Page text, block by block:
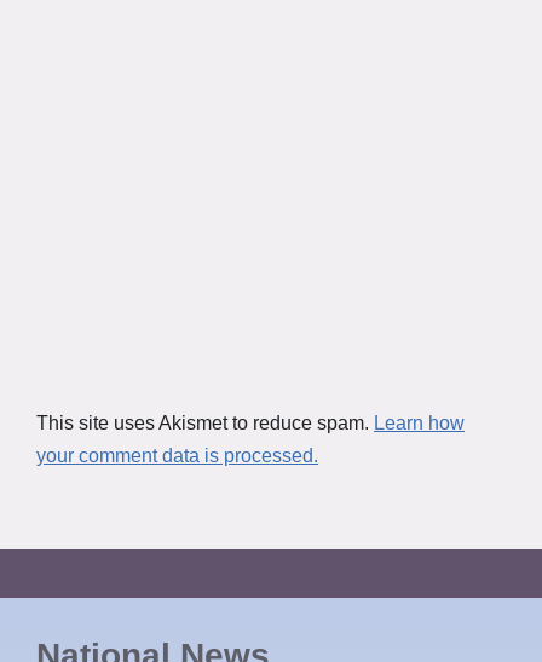
This site uses Akismet to reduce spam. Learn how
your comment data is processed.